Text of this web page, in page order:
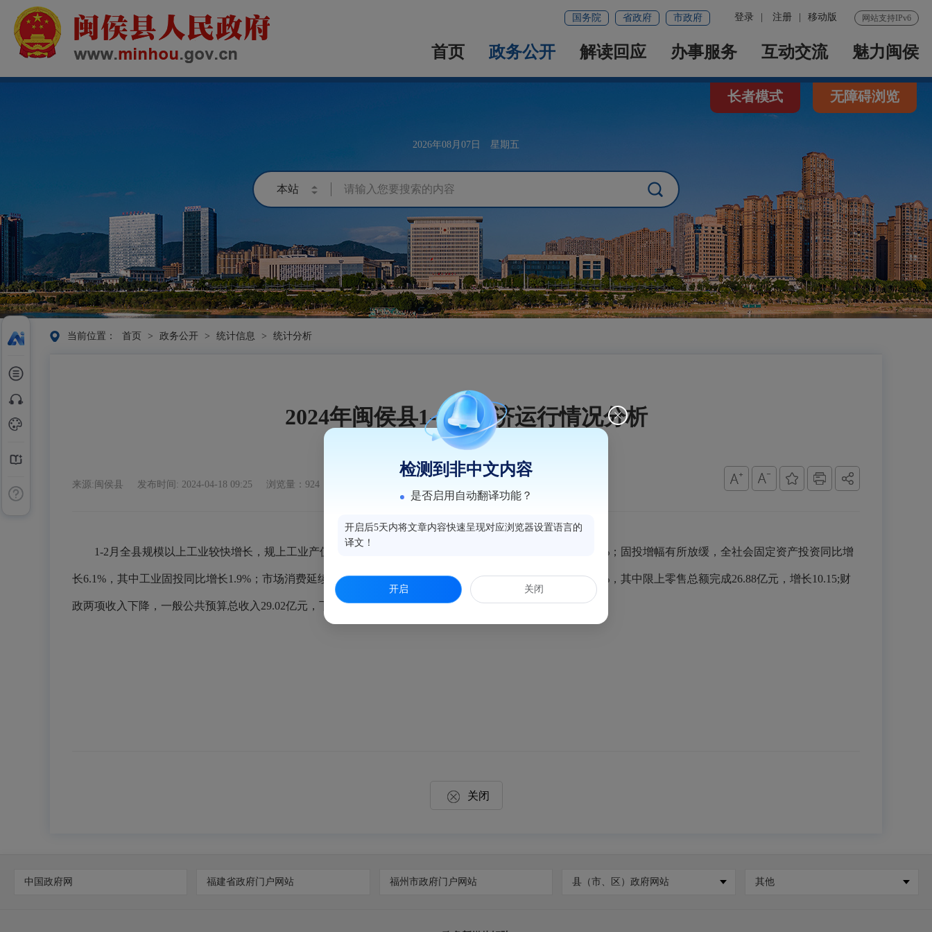
网站支持IPv6
登录 注册 移动版
国务院 省政府 市政府
首页 政务公开 解读回应 办事服务 互动交流 魅力闽侯
2026年08月07日 星期五
长者模式 无障碍浏览
当前位置： 首页 > 政务公开 > 统计信息 > 统计分析
2024年闽侯县1-2月经济运行情况分析
来源:闽侯县 发布时间: 2024-04-18 09:25 浏览量：924
1-2月全县规模以上工业较快增长，规上工业产值累计同比去年增长19.0%，规上工业增加值同比增长18.1%；固投增幅有所放缓，全社会固定资产投资同比增
长6.1%，其中工业固投同比增长1.9%；市场消费延续增长态势，社会消费品零售总额完成66.98亿元，增长7.6%，其中限上零售总额完成26.88亿元，增长10.15;财
政两项收入下降，一般公共预算总收入29.02亿元，下降4.3%，一般公共预算收入18.22亿元，下降11.0%。
关闭
中国政府网 福建省政府门户网站 福州市政府门户网站 县（市、区）政府网站 其他
检测到非中文内容
是否启用自动翻译功能？
开启后5天内将文章内容快速呈现对应浏览器设置语言的
译文！
开启 关闭